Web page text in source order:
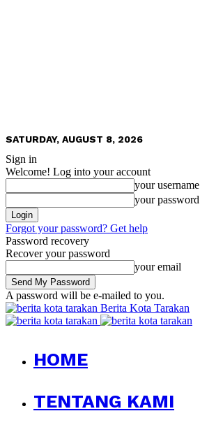
SATURDAY, AUGUST 8, 2026
Sign in
Welcome! Log into your account
your username
your password
Forgot your password? Get help
Password recovery
Recover your password
your email
A password will be e-mailed to you.
Berita Kota Tarakan
HOME
TENTANG KAMI